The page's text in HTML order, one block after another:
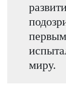
миру.